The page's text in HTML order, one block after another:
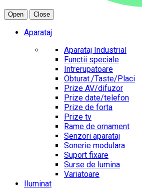
Open Close
Aparataj
Aparataj Industrial
Functii speciale
Intrerupatoare
Obturat./Taste/Placi
Prize AV/difuzor
Prize date/telefon
Prize de forta
Prize tv
Rame de ornament
Senzori aparataj
Sonerie modulara
Suport fixare
Surse de lumina
Variatoare
Iluminat